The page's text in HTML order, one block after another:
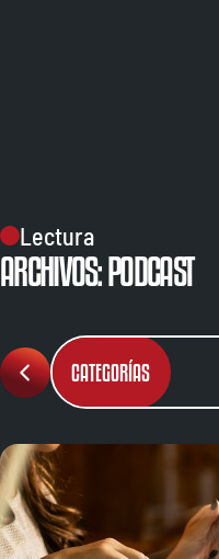
Lectura
ARCHIVOS: PODCAST
CATEGORÍAS